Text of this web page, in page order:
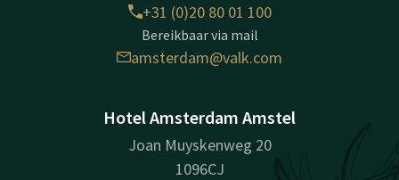
+31 (0)20 80 01 100
Bereikbaar via mail
amsterdam@valk.com
Hotel Amsterdam Amstel
Joan Muyskenweg 20
1096CJ